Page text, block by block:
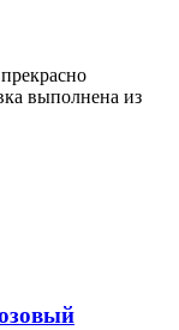
выполнена из